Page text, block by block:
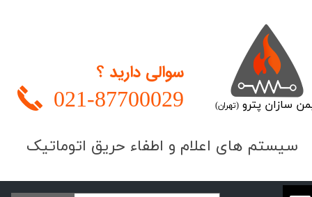
​​​سیستم های اعلام و اطفاء حریق اتوماتیک
سازان پترو(تهران)
سوالی دارید ؟
021-87700029